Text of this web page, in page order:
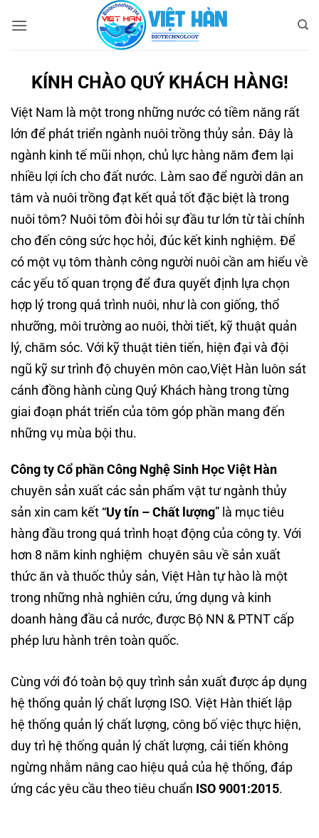
qua
KÍNH CHÀO QUÝ KHÁCH HÀNG!
Việt Nam là một trong những nước có tiềm năng rất
lớn để phát triển ngành nuôi trồng thủy sản. Đây là
ngành kinh tế mũi nhọn, chủ lực hàng năm đem lại
nhiều lợi ích cho đất nước. Làm sao để người dân an
tâm và nuôi trồng đạt kết quả tốt đặc biệt là trong
nuôi tôm? Nuôi tôm đòi hỏi sự đầu tư lớn từ tài chính
cho đến công sức học hỏi, đúc kết kinh nghiệm. Để
có một vụ tôm thành công người nuôi cần am hiểu về
các yếu tố quan trọng để đưa quyết định lựa chọn
hợp lý trong quá trình nuôi, như là con giống, thổ
nhưỡng, môi trường ao nuôi, thời tiết, kỹ thuật quản
lý, chăm sóc. Với kỹ thuật tiên tiến, hiện đại và đội
ngũ kỹ sư trình độ chuyên môn cao,Việt Hàn luôn sát
cánh đồng hành cùng Quý Khách hàng trong từng
giai đoạn phát triển của tôm góp phần mang đến
những vụ mùa bội thu.
Công ty Cổ phần Công Nghệ Sinh Học Việt Hàn
chuyên sản xuất các sản phẩm vật tư ngành thủy
sản xin cam kết “Uy tín – Chất lượng” là mục tiêu
hàng đầu trong quá trình hoạt động của công ty. Với
hơn 8 năm kinh nghiệm chuyên sâu về sản xuất
thức ăn và thuốc thủy sản, Việt Hàn tự hào là một
trong những nhà nghiên cứu, ứng dụng và kinh
doanh hàng đầu cả nước, được Bộ NN & PTNT cấp
phép lưu hành trên toàn quốc.
Cùng với đó toàn bộ quy trình sản xuất được áp dụng
hệ thống quản lý chất lượng ISO. Việt Hàn thiết lập
hệ thống quản lý chất lượng, công bố việc thực hiện,
duy trì hệ thống quản lý chất lượng, cải tiến không
ngừng nhằm nâng cao hiệu quả của hệ thống, đáp
ứng các yêu cầu theo tiêu chuẩn ISO 9001:2015.